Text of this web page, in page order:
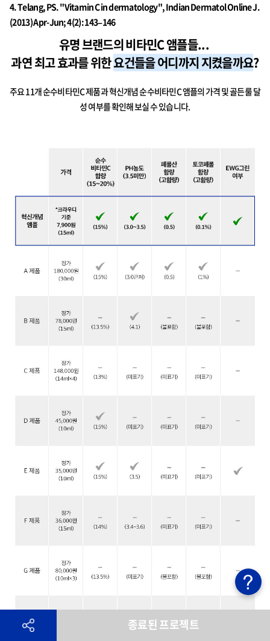
4. Telang, PS. "Vitamin C in dermatology", Indian Dermatol Online J.
(2013) Apr-Jun; 4(2): 143–146
유명 브랜드의 비타민C 앰플들...
과연 최고 효과를 위한요건들을 어디까지 지켰을까요?
주요 11개 순수비타민C 제품과 혁신개념 순수비타민C 앰플의 가격 및 골든룰 달
성 여부를 확인해 보실 수 있습니다.
종료된 프로젝트